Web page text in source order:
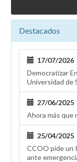
Destacados
17/07/2026
Democratizar
Universidad de
27/06/2025
Ahora más que
25/04/2025
CCOO pide un
ante